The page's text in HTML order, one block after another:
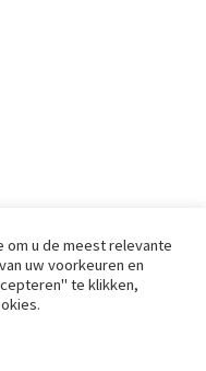
u de meest relevante
uw voorkeuren en
te klikken,